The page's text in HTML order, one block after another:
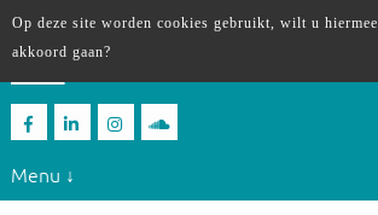
Menu ↓
Op deze site worden cookies gebruikt, wilt u hiermee
akkoord gaan?